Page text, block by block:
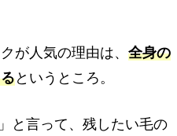
が人気の理由は、 全身の
というところ。
と言って、残したい毛の